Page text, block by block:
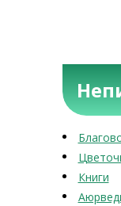
Книги